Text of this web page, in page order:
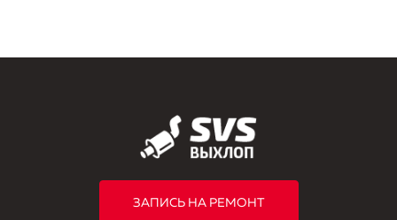
ЗАПИСЬ НА РЕМОНТ